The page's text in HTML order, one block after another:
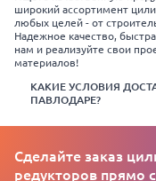
широкий ассортимент
любых целей - от
Надежное качество,
нам и реализуйте свои
материалов!
КАКИЕ УСЛОВИЯ
ПАВЛОДАРЕ?
Сделайте заказ
редукторов прямо